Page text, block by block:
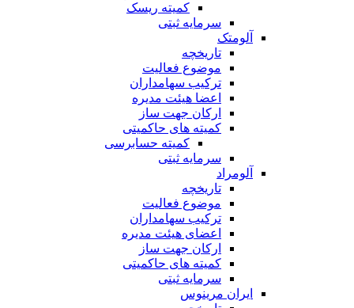
کمیته ریسک
سرمایه ثبتی
آلومتک
تاریخچه
موضوع فعالیت
ترکیب سهامداران
اعضا هیئت مدیره
ارکان جهت ساز
کمیته های حاکمیتی
کمیته حسابرسی
سرمایه ثبتی
آلومراد
تاریخچه
موضوع فعالیت
ترکیب سهامداران
اعضای هیئت مدیره
ارکان جهت ساز
کمیته های حاکمیتی
سرمایه ثبتی
ایران مرینوس